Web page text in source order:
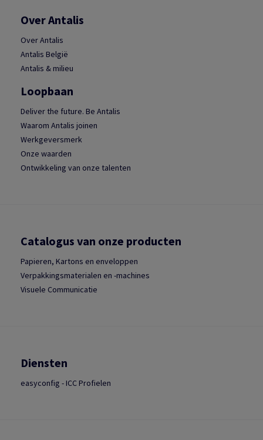
Over Antalis
Over Antalis
Antalis België
Antalis & milieu
Loopbaan
Deliver the future. Be Antalis
Waarom Antalis joinen
Werkgeversmerk
Onze waarden
Ontwikkeling van onze talenten
Catalogus van onze producten
Papieren, Kartons en enveloppen
Verpakkingsmaterialen en -machines
Visuele Communicatie
Diensten
easyconfig - ICC Profielen